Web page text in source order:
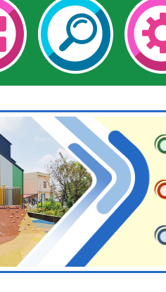
年度第2次
公告(無人
學行動站研